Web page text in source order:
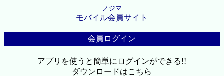
ノジマ
モバイル会員サイト
会員ログイン
アプリを使うと簡単にログインができる!!
ダウンロードはこちら